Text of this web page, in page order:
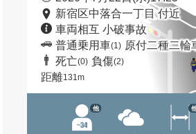
新宿区中落合一丁目 付近
車両相互 小破事故
普通乗用車(1) 原付二種二輪
死亡(0) 負傷(2)
距離131m
他